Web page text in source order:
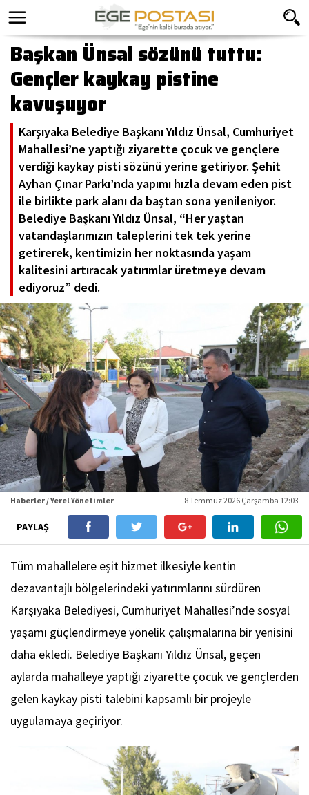
Başkan Ünsal sözünü tuttu:
Gençler kaykay pistine
kavuşuyor
Karşıyaka Belediye Başkanı Yıldız Ünsal, Cumhuriyet
Mahallesi’ne yaptığı ziyarette çocuk ve gençlere
verdiği kaykay pisti sözünü yerine getiriyor. Şehit
Ayhan Çınar Parkı’nda yapımı hızla devam eden pist
ile birlikte park alanı da baştan sona yenileniyor.
Belediye Başkanı Yıldız Ünsal, “Her yaştan
vatandaşlarımızın taleplerini tek tek yerine
getirerek, kentimizin her noktasında yaşam
kalitesini artıracak yatırımlar üretmeye devam
ediyoruz” dedi.
Haberler / Yerel Yönetimler 8 Temmuz 2026 Çarşamba 12:03
PAYLAŞ
Tüm mahallelere eşit hizmet ilkesiyle kentin
dezavantajlı bölgelerindeki yatırımlarını sürdüren
Karşıyaka Belediyesi, Cumhuriyet Mahallesi’nde sosyal
yaşamı güçlendirmeye yönelik çalışmalarına bir yenisini
daha ekledi. Belediye Başkanı Yıldız Ünsal, geçen
aylarda mahalleye yaptığı ziyarette çocuk ve gençlerden
gelen kaykay pisti talebini kapsamlı bir projeyle
uygulamaya geçiriyor.